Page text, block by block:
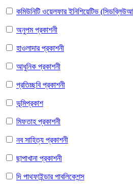
কমিউনিটি ওয়েলফার ইনিশিয়েটিভ
অনুপম প্রকাশনী
হাওলাদার প্রকাশনী
আধুনিক প্রকাশনী
প্রতিচ্ছবি প্রকাশনী
ভূমিপ্রকাশ
মিফতাহ প্রকাশনী
নব সাহিত্য প্রকাশনী
ছাপাখানা প্রকাশনী
দি পাথফাইন্ডার পাবলিকেশন্স